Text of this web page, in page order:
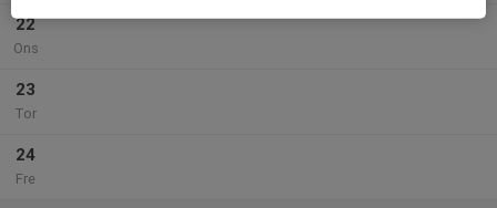
22
Ons
23
Tor
24
Fre